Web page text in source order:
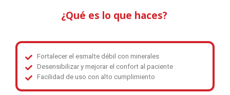
¿Qué es lo que haces?
Fortalecer el esmalte débil con minerales
Desensibilizar y mejorar el confort al paciente
Facilidad de uso con alto cumplimiento